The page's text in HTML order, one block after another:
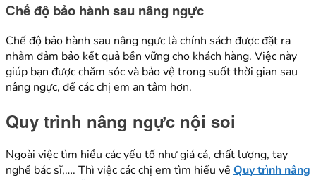
Chế độ bảo hành sau nâng ngực
Chế độ bảo hành sau nâng ngực là chính sách được đặt ra
nhằm đảm bảo kết quả bền vững cho khách hàng. Việc này
giúp bạn được chăm sóc và bảo vệ trong suốt thời gian sau
nâng ngực, để các chị em an tâm hơn.
Quy trình nâng ngực nội soi
Ngoài việc tìm hiểu các yếu tố như giá cả, chất lượng, tay
nghề bác sĩ,…. Thì việc các chị em tìm hiểu về Quy trình nâng